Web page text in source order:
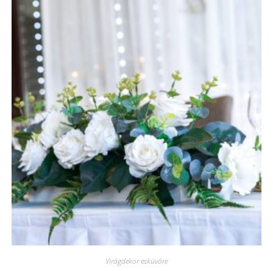
Virágdekor esküvőre